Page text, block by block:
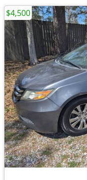
$4,500